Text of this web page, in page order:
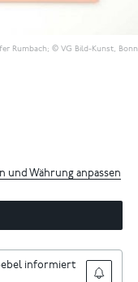
Rumbach; © VG Bild-Kunst, Bonn
und Währung anpassen
informiert